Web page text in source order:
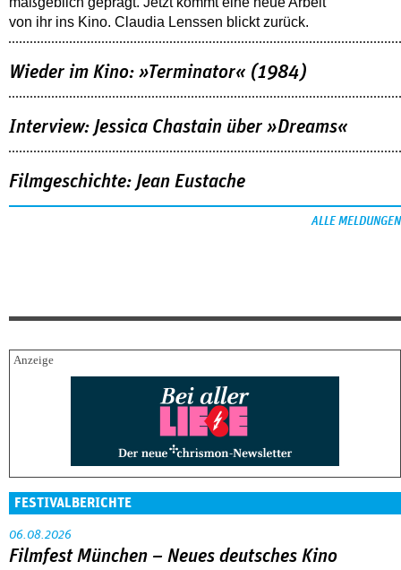
von ihr ins Kino. Claudia Lenssen blickt zurück.
Wieder im Kino: »Terminator« (1984)
Interview: Jessica Chastain über »Dreams«
Filmgeschichte: Jean Eustache
ALLE MELDUNGEN
FESTIVALBERICHTE
06.08.2026
Filmfest München – Neues deutsches Kino